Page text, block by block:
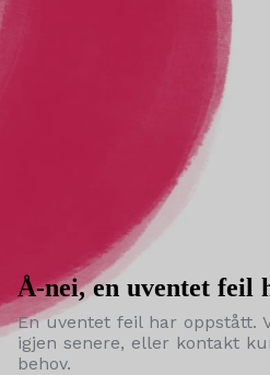
Å-nei, en uventet feil
En uventet feil har oppstått.
igjen senere, eller kontakt
behov.